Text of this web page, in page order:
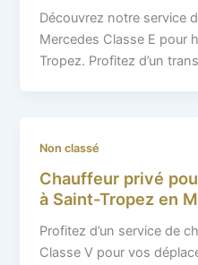
Découvrez notre service
Mercedes Classe E pour
Tropez. Profitez d’un
Non classé
Chauffeur privé
à Saint-Tropez en
Profitez d’un service de
Classe V pour vos